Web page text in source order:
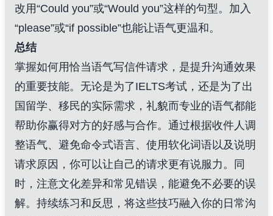
改用“Could you”或“Would you”这样的句型。加入
“please”或“if possible”也能让语气更温和。
总结
掌握如何用恰当语气写信件请求，是提升沟通效果
的重要技能。无论是为了IELTS考试，还是为了出
国留学、移民的实际需求，礼貌而专业的语气都能
帮助你赢得对方的好感与合作。通过根据收件人调
整语气、避免命令式语言、使用软化词语以及说明
请求原因，你可以让自己的请求更有说服力。同
时，注意文化差异和常见错误，能避免不必要的误
解。持续练习和反思，将这些技巧融入你的日常沟